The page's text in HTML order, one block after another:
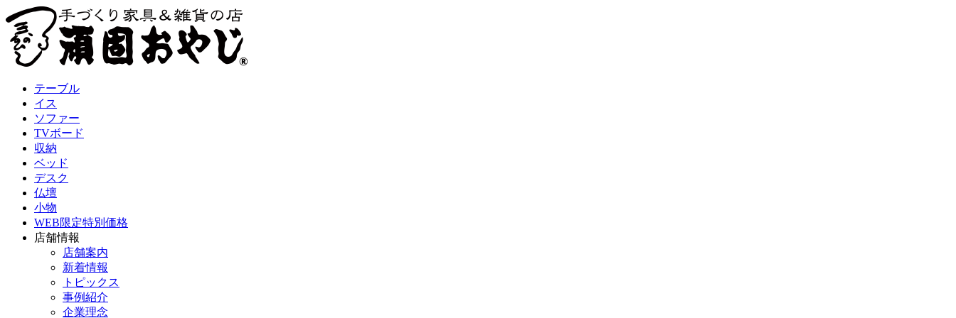
テーブル
イス
ソファー
TVボード
収納
ベッド
デスク
仏壇
小物
WEB限定特別価格
店舗情報
店舗案内
新着情報
トピックス
事例紹介
企業理念